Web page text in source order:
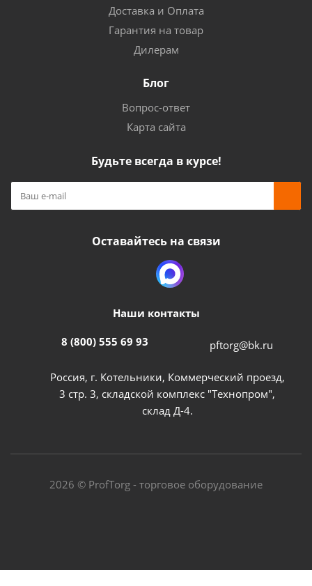
Доставка и Оплата
Гарантия на товар
Дилерам
Блог
Вопрос-ответ
Карта сайта
Будьте всегда в курсе!
Оставайтесь на связи
Наши контакты
8 (800) 555 69 93 pftorg@bk.ru
Россия, г. Котельники, Коммерческий проезд,
3 стр. 3, складской комплекс "Технопром",
склад Д-4.
2026 © ProfTorg - торговое оборудование